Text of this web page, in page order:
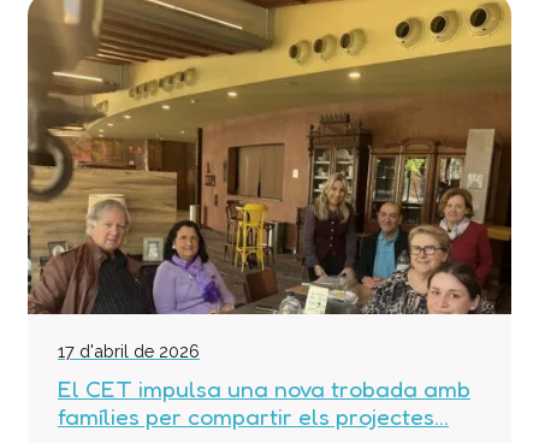
17 d'abril de 2026
El CET impulsa una nova trobada amb
famílies per compartir els projectes...